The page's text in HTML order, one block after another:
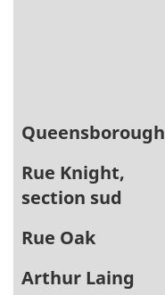
Queensborough
Rue Knight,
section sud
Rue Oak
Arthur Laing